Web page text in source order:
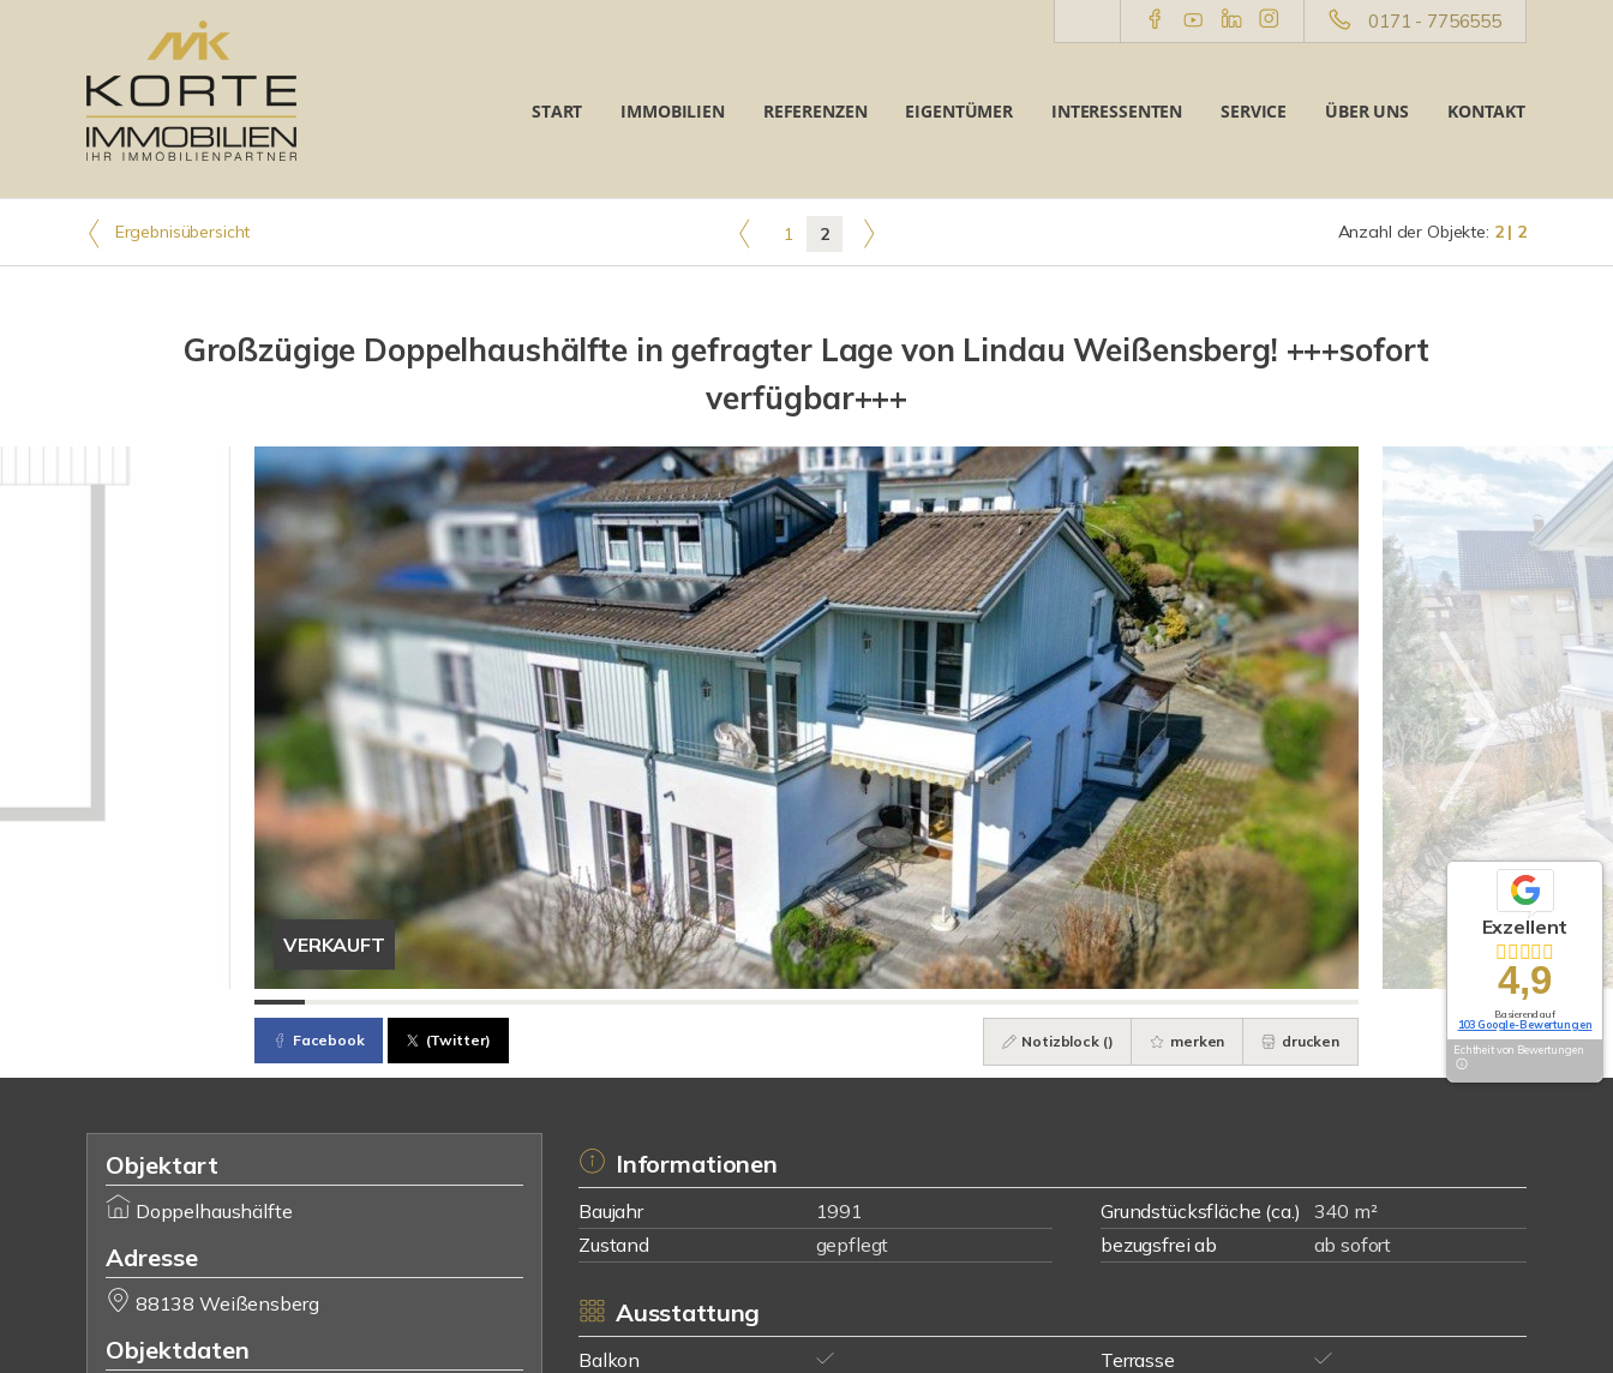
0171 - 7756555
START IMMOBILIEN REFERENZEN EIGENTÜMER INTERESSENTEN SERVICE ÜBER UNS KONTAKT
Ergebnisübersicht 1 2 Anzahl der Objekte: 2 | 2
Großzügige Doppelhaushälfte in gefragter Lage von Lindau Weißensberg! +++sofort
verfügbar+++
VERKAUFT
Facebook (Twitter) Notizblock () merken drucken
Objektart
Doppelhaushälfte
Adresse
88138 Weißensberg
Objektdaten
Informationen
Baujahr 1991 Grundstücksfläche (ca.)
340 m²
Zustand
gepflegt bezugsfrei ab ab sofort
Ausstattung
Balkon
Terrasse
Exzellent
4,9
Basierend auf
103 Google-Bewertungen
Echtheit von Bewertungen